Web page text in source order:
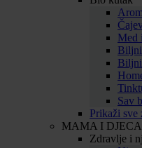
Med
Biljni
Sav
Prikaži sve
MAMA I DJECA
Zdravlje i